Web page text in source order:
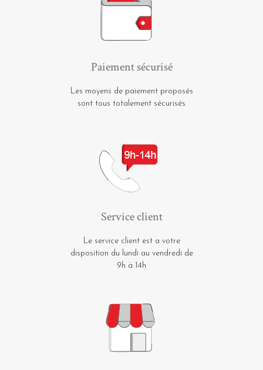
Paiement sécurisé
Les moyens de paiement proposés
sont tous totalement sécurisés
Service client
Le service client est a votre
disposition du lundi au vendredi de
9h à 14h